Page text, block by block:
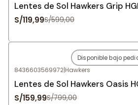
Lentes de Sol Hawkers Grip
S/119,99S/599,00
Agotado
Disponible bajo
8436603569972|Hawkers
Lentes de Sol Hawkers Oasis
S/159,99S/799,00